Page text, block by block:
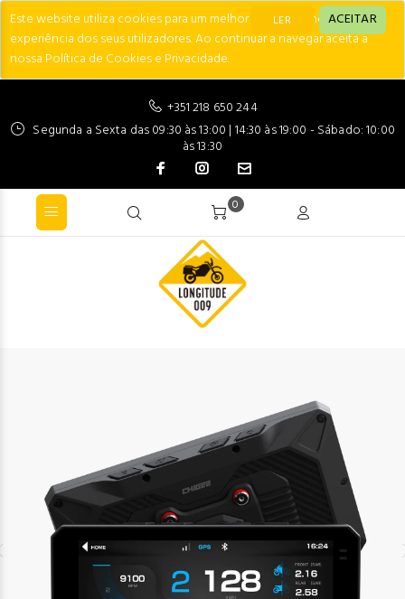
Este website utiliza cookies para um melhor desempenho e
experiência dos seus utilizadores. Ao continuar a navegar aceita a
nossa Política de Cookies e Privacidade.
LER ACEITAR
+351 218 650 244
Segunda a Sexta das 09:30 às 13:00 | 14:30 às 19:00 - Sábado: 10:00
às 13:30
0